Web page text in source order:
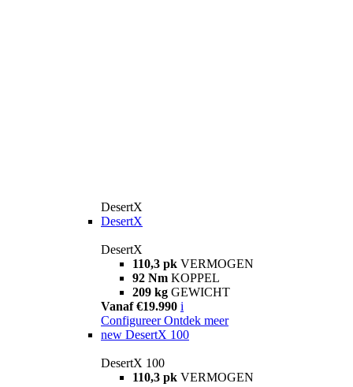
DesertX
DesertX
DesertX
110,3 pk VERMOGEN
92 Nm KOPPEL
209 kg GEWICHT
Vanaf €19.990 i
Configureer Ontdek meer
new DesertX 100
DesertX 100
110,3 pk VERMOGEN